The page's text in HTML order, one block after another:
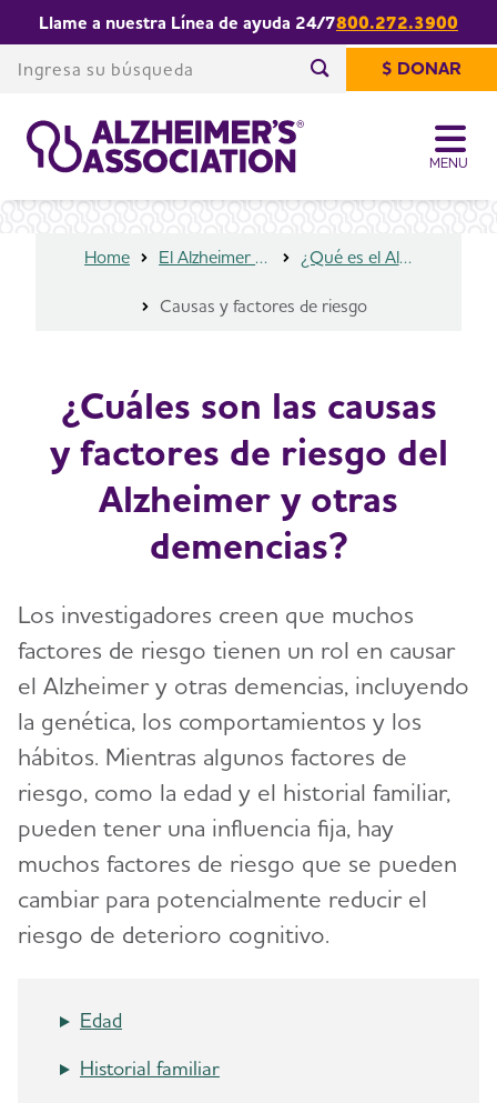
MENU
Llame a nuestra Línea de ayuda 24/7800.272.3900
Comienza su$ DONAR
¿Cuáles son las causas y factores de
demencias?
Share or print
this page
Home El Alzheimer y la demencia ¿Qué es el Alzheimer?
Causas y factores de riesgo
¿Cuáles son las causas
y factores de riesgo del
Alzheimer y otras
demencias?
Los investigadores creen que muchos
factores de riesgo tienen un rol en causar
el Alzheimer y otras demencias, incluyendo
la genética, los comportamientos y los
hábitos. Mientras algunos factores de
riesgo, como la edad y el historial familiar,
pueden tener una influencia fija, hay
muchos factores de riesgo que se pueden
cambiar para potencialmente reducir el
riesgo de deterioro cognitivo.
Edad
Historial familiar